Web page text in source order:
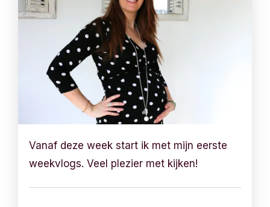
Vanaf deze week start ik met mijn eerste
weekvlogs. Veel plezier met kijken!